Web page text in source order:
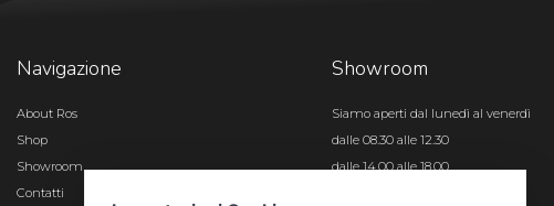
Navigazione
About Ros
Shop
Showroom
Contatti
Showroom
Siamo aperti dal lunedì al venerdì
dalle 08.30 alle 12.30
dalle 14.00 alle 18.00